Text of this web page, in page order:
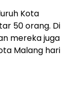
Kota
50 orang. Di
mereka juga
Malang hari